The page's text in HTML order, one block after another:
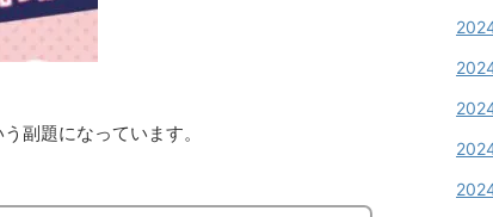
副題になっています。